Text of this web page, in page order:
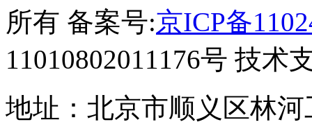
所有 备案号:京ICP备
11010802011176号 技术
地址：北京市顺义区林